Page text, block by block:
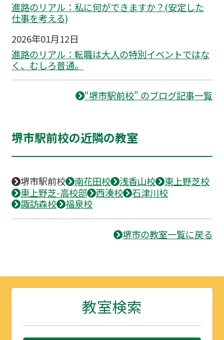
進路のリアル：私に何ができますか？(安定した
仕事を考える)
2026年01月12日
進路のリアル：転職は大人の特別イベントではな
く、むしろ普通。
“堺市駅前校” のブログ記事一覧
堺市駅前校の近隣の教室
堺市駅前校 南花田校 浅香山校
東上野芝校
東上野芝-高校部
西湊校
石津川校
諏訪森校
福泉校
堺市の教室一覧に戻る
教室検索